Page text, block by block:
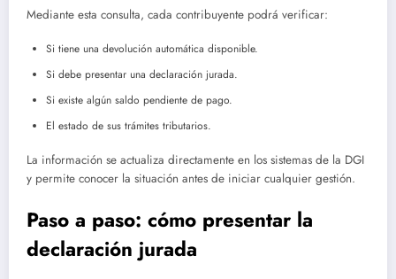
Mediante esta consulta, cada contribuyente podrá verificar:
Si tiene una devolución automática disponible.
Si debe presentar una declaración jurada.
Si existe algún saldo pendiente de pago.
El estado de sus trámites tributarios.
La información se actualiza directamente en los sistemas de la DGI
y permite conocer la situación antes de iniciar cualquier gestión.
Paso a paso: cómo presentar la
declaración jurada